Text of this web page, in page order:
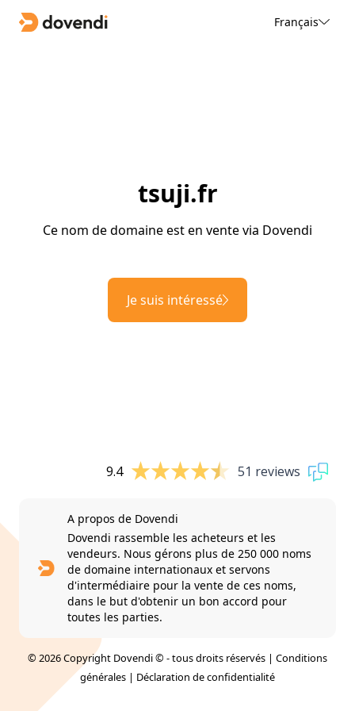
Français
tsuji.fr
Ce nom de domaine est en vente via Dovendi
Je suis intéressé
9.4 51 reviews
A propos de Dovendi
Dovendi rassemble les acheteurs et les
vendeurs. Nous gérons plus de 250 000 noms
de domaine internationaux et servons
d'intermédiaire pour la vente de ces noms,
dans le but d'obtenir un bon accord pour
toutes les parties.
© 2026 Copyright Dovendi © - tous droits réservés | Conditions
générales | Déclaration de confidentialité